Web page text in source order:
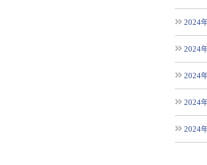
2024
2024
2024
2024
2024